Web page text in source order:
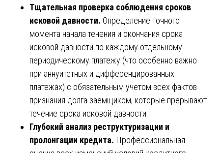
Тщательная проверка соблюдения сроков
исковой давности. Определение точного
момента начала течения и окончания срока
исковой давности по каждому отдельному
периодическому платежу (что особенно важно
при аннуитетных и дифференцированных
платежах) с обязательным учетом всех фактов
признания долга заемщиком, которые прерывают
течение срока исковой давности.
Глубокий анализ реструктуризации и
пролонгации кредита. Профессиональная